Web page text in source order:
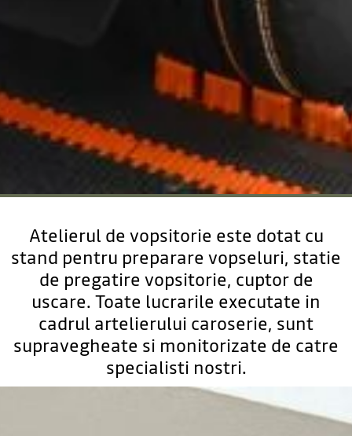
Atelierul de vopsitorie este dotat cu
stand pentru preparare vopseluri, statie
de pregatire vopsitorie, cuptor de
uscare. Toate lucrarile executate in
cadrul artelierului caroserie, sunt
supravegheate si monitorizate de catre
specialisti nostri.